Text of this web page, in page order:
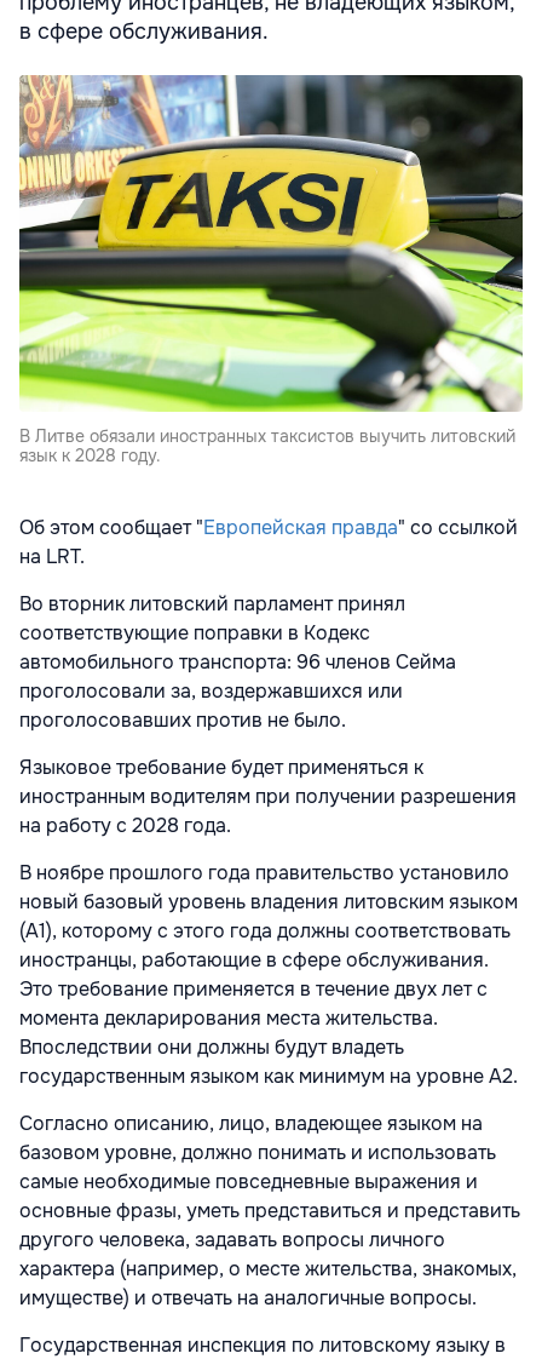
в сфере обслуживания.
В Литве обязали иностранных таксистов выучить литовский
язык к 2028 году.
Об этом сообщает "Европейская правда" со ссылкой
на LRT.
Во вторник литовский парламент принял
соответствующие поправки в Кодекс
автомобильного транспорта: 96 членов Сейма
проголосовали за, воздержавшихся или
проголосовавших против не было.
Языковое требование будет применяться к
иностранным водителям при получении разрешения
на работу с 2028 года.
В ноябре прошлого года правительство установило
новый базовый уровень владения литовским языком
(А1), которому с этого года должны соответствовать
иностранцы, работающие в сфере обслуживания.
Это требование применяется в течение двух лет с
момента декларирования места жительства.
Впоследствии они должны будут владеть
государственным языком как минимум на уровне А2.
Согласно описанию, лицо, владеющее языком на
базовом уровне, должно понимать и использовать
самые необходимые повседневные выражения и
основные фразы, уметь представиться и представить
другого человека, задавать вопросы личного
характера (например, о месте жительства, знакомых,
имуществе) и отвечать на аналогичные вопросы.
Государственная инспекция по литовскому языку в